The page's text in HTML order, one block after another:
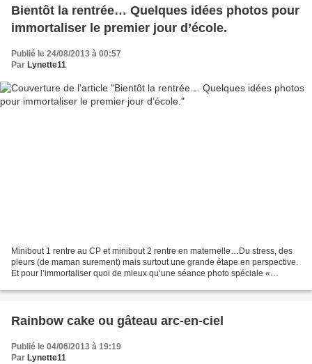
Bientôt la rentrée… Quelques idées photos pour
immortaliser le premier jour d’école.
Publié le 24/08/2013 à 00:57
Par Lynette11
Minibout 1 rentre au CP et minibout 2 rentre en maternelle…Du stress, des
pleurs (de maman surement) mais surtout une grande étape en perspective.
Et pour l’immortaliser quoi de mieux qu’une séance photo spéciale «
Rainbow cake ou gâteau arc-en-ciel
Publié le 04/06/2013 à 19:19
Par Lynette11